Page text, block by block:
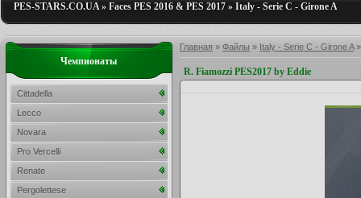
PES-STARS.CO.UA» Faces PES 2016 & PES 2017 » Italy - Serie C - Girone A
Главная » Файлы » Italy - Serie C - Girone A
R. Fiamozzi PES2017 by Eddie
Чемпионаты
Cittadella
Lecco
Novara
Pro Vercelli
Renate
Pergolettese